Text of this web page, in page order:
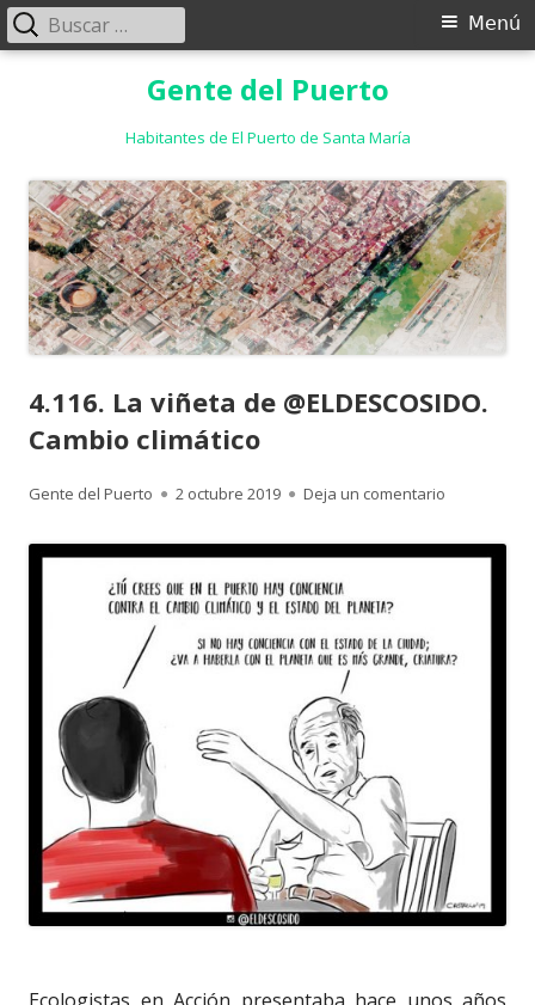
Gente del Puerto
Habitantes de El Puerto de Santa María
Menú
Menú
Buscar:
4.116. La viñeta de @ELDESCOSIDO.
Cambio climático
Autor
Gente del Puerto
Publicado
2 octubre 2019 Deja un comentario